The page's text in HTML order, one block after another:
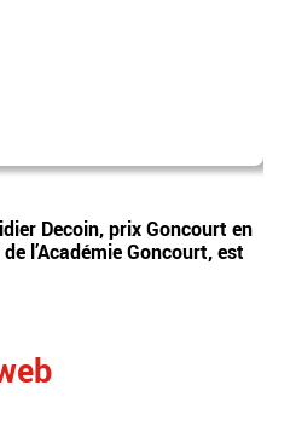
Decoin, prix Goncourt en
l’Académie Goncourt, est